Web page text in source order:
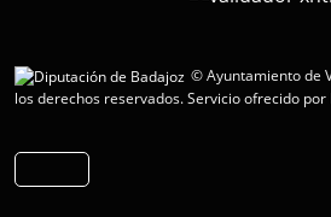
© Ayuntamiento de
los derechos reservados.Servicio ofrecido